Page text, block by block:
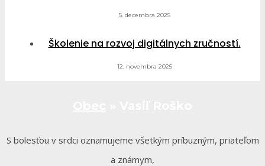
5. decembra 2025
Školenie na rozvoj digitálnych zručností.
12. novembra 2025
S bolesťou v srdci oznamujeme všetkým príbuzným, priateľom
a známym,